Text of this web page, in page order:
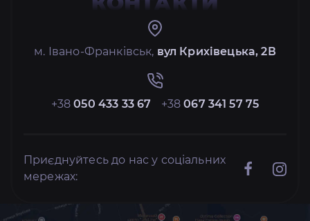
м. Івано-Франківськ, вул Крихівецька, 2В
+38050 433 33 67 +38067 341 57 75
Приєднуйтесь до нас у соціальних
мережах: